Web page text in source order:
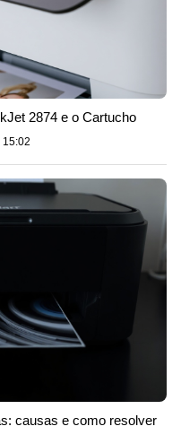
2874 e o Cartucho
causas e como resolver